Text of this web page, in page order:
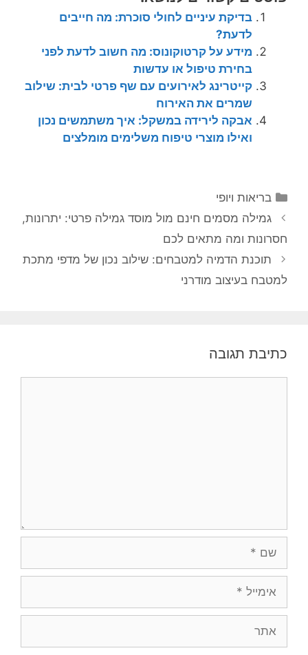
בדיקת עיניים לחולי סוכרת: מה חייבים
לדעת?
מידע על קרטוקונוס: מה חשוב לדעת לפני
בחירת טיפול או עדשות
קייטרינג לאירועים עם שף פרטי לבית: שילוב
שמרים את האירוח
אבקה לירידה במשקל: איך משתמשים נכון
ואילו מוצרי טיפוח משלימים מומלצים
קטגוריות
בריאות ויופי
גמילה מסמים חינם מול מוסד גמילה פרטי: יתרונות,
חסרונות ומה מתאים לכם
תוכנת הדמיה למטבחים: שילוב נכון של מדפי מתכת
למטבח בעיצוב מודרני
כתיבת תגובה